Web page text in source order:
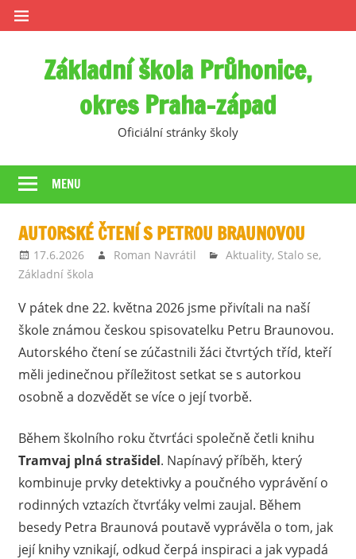
Skip
to
Základní škola Průhonice,
okres Praha-západ
Oficiální stránky školy
MENU
AUTORSKÉ ČTENÍ S PETROU BRAUNOVOU
17.6.2026 Roman Navrátil Aktuality, Stalo se,
Základní škola
V pátek dne 22. května 2026 jsme přivítali na naší
škole známou českou spisovatelku Petru Braunovou.
Autorského čtení se zúčastnili žáci čtvrtých tříd, kteří
měli jedinečnou příležitost setkat se s autorkou
osobně a dozvědět se více o její tvorbě.
Během školního roku čtvrťáci společně četli knihu
Tramvaj plná strašidel. Napínavý příběh, který
kombinuje prvky detektivky a poučného vyprávění o
rodinných vztazích čtvrťáky velmi zaujal. Během
besedy Petra Braunová poutavě vyprávěla o tom, jak
její knihy vznikají, odkud čerpá inspiraci a jak vypadá